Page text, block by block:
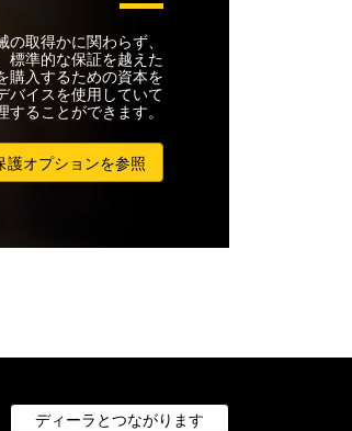
取得かに関わらず、
標準的な保証を越えた
購入するための資本を
バイスを使用していて
ることができます。
護オプションを参照
ディーラとつながります